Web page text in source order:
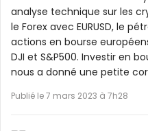
analyse technique sur les
le Forex avec EURUSD, le
actions en bourse
DJI et S&P500. Investir en
nous a donné une petite
Publié le 7 mars 2023 à 7h28